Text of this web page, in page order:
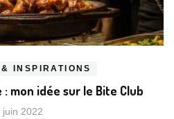
INSPIRATIONS
mon idée sur le Bite Club
juin 2022